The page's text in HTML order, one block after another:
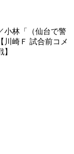
小林「（仙台で警
川崎Ｆ 試合前コメ